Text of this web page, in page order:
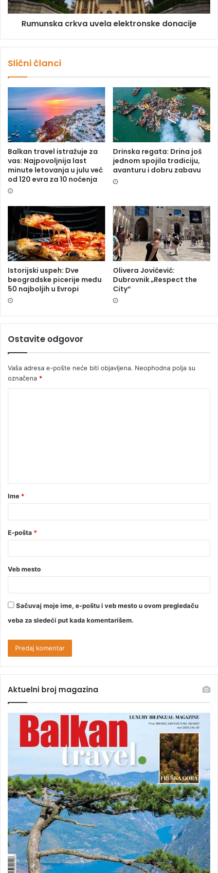
Rumunska crkva uvela elektronske donacije
Slični članci
Balkan travel istražuje za
vas: Najpovoljnija last
minute letovanja u julu već
od 120 evra za 10 noćenja
Drinska regata: Drina još
jednom spojila tradiciju,
avanturu i dobru zabavu
Istorijski uspeh: Dve
beogradske picerije među
50 najboljih u Evropi
Olivera Jovićević:
Dubrovnik „Respect the
City“
Ostavite odgovor
Vaša adresa e-pošte neće biti objavljena. Neophodna polja su
označena *
Ime *
E-pošta *
Veb mesto
Sačuvaj moje ime, e-poštu i veb mesto u ovom pregledaču
veba za sledeći put kada komentarišem.
Aktuelni broj magazina